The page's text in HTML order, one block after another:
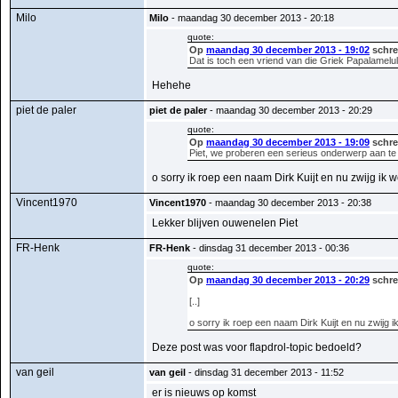
Milo Milo - maandag 30 december 2013 - 20:18
quote:
Op maandag 30 december 2013 - 19:02
Dat is toch een vriend van die Griek
Hehehe
piet de paler
piet de paler- maandag 30 december 2013 - 20:29
quote:
Op maandag 30 december 2013 - 19:09
Piet, we proberen een serieus onderwerp aan te
o sorry ik roep een naam Dirk Kuijt en nu zwijg ik
Vincent1970
Vincent1970 - maandag 30 december 2013 - 20:38
Lekker blijven ouwenelen Piet
FR-Henk
FR-Henk - dinsdag 31 december 2013 - 00:36
quote:
Op maandag 30 december 2013 - 20:29
[..]
o sorry ik roep een naam Dirk Kuijt en nu zwijg
Deze post was voor flapdrol-topic bedoeld?
van geil
van geil - dinsdag 31 december 2013 - 11:52
er is nieuws op komst